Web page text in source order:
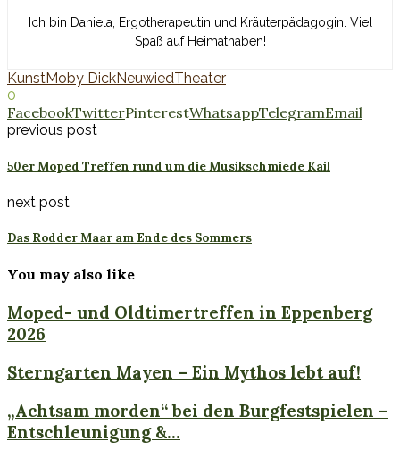
Ich bin Daniela, Ergotherapeutin und Kräuterpädagogin. Viel
Spaß auf Heimathaben!
KunstMoby DickNeuwiedTheater
0
FacebookTwitterPinterestWhatsappTelegramEmail
previous post
50er Moped Treffen rund um die Musikschmiede Kail
next post
Das Rodder Maar am Ende des Sommers
You may also like
Moped- und Oldtimertreffen in Eppenberg
2026
Sterngarten Mayen – Ein Mythos lebt auf!
„Achtsam morden“ bei den Burgfestspielen –
Entschleunigung &...